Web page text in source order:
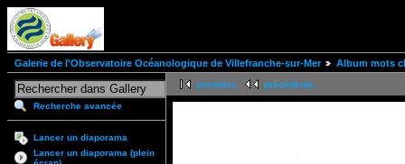
Galerie de l'Observatoire Océanologique de Villefranche-sur-Mer Album mots
Recherche avancée
Lancer un diaporama
Lancer un diaporama (plein
première précédente